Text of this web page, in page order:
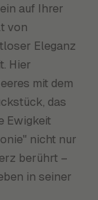
auf Ihrer
von
Eleganz
Hier
mit dem
das
Ewigkeit
nicht nur
berührt –
in seiner